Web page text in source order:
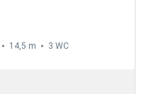
14,5 m 3 WC